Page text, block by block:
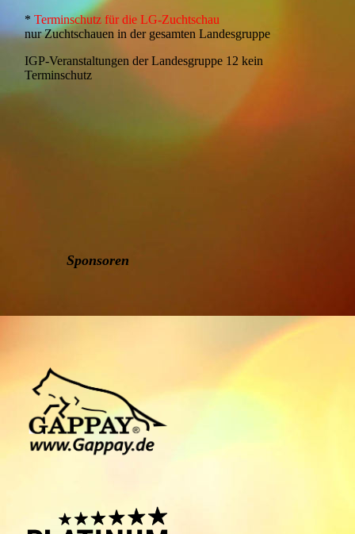
*Terminschutz für die LG-Zuchtschau
nur Zuchtschauen in der gesamten Landesgruppe
IGP-Veranstaltungen der Landesgruppe 12 kein
Terminschutz
Sponsoren